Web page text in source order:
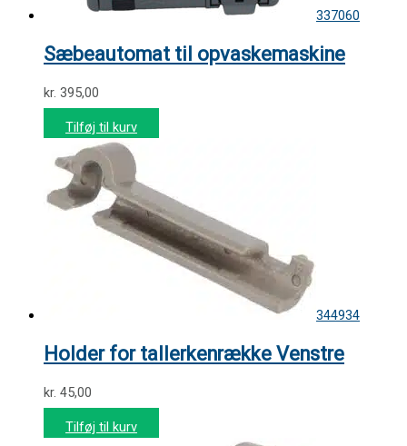
337060
Sæbeautomat til opvaskemaskine
kr. 395,00
Tilføj til kurv
344934
Holder for tallerkenrække Venstre
kr. 45,00
Tilføj til kurv